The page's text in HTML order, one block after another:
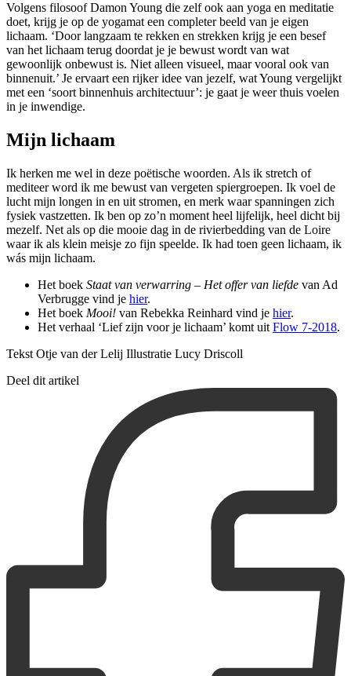
Volgens filosoof Damon Young die zelf ook aan yoga en meditatie
doet, krijg je op de yogamat een completer beeld van je eigen
lichaam. ‘Door langzaam te rekken en strekken krijg je een besef
van het lichaam terug doordat je je bewust wordt van wat
gewoonlijk onbewust is. Niet alleen visueel, maar vooral ook van
binnenuit.’ Je ervaart een rijker idee van jezelf, wat Young vergelijkt
met een ‘soort binnenhuis­ architectuur’: je gaat je weer thuis voelen
in je inwendige.
Mijn lichaam
Ik herken me wel in deze poëtische woorden. Als ik stretch of
mediteer word ik me bewust van vergeten spiergroepen. Ik voel de
lucht mijn longen in­ en uit­ stromen, en merk waar spanningen zich
fysiek vastzetten. Ik ben op zo’n moment heel lijfelijk, heel dicht bij
mezelf. Net als op die mooie dag in de rivierbedding van de Loire
waar ik als klein meisje zo fijn speelde. Ik had toen geen lichaam, ik
wás mijn lichaam.
Het boek Staat van verwarring – Het offer van liefde van Ad
Verbrugge vind je hier.
Het boek Mooi! van Rebekka Reinhard vind je hier.
Het verhaal ‘Lief zijn voor je lichaam’ komt uit Flow 7-2018.
Tekst Otje van der Lelij Illustratie Lucy Driscoll
Deel dit artikel